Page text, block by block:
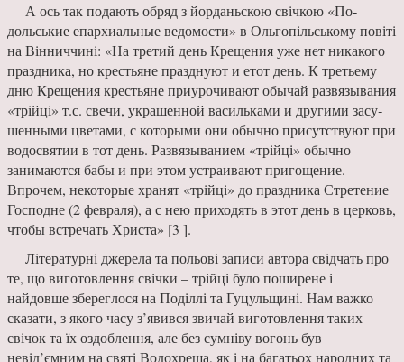
А ось так подають обряд з йорданьскою свічкою «По­
дольськие епархиальные ве­домости» в Ольгопільському повіті
на Вінниччині: «На третий день Крещения уже нет никакого
праздника, но крестьяне празднуют и етот день. К третьему
дню Креще­ния крестьяне приурочивают обычай развязывания
«трій­ці» т.с. свечи, украшенной васильками и другими засу­
шенными цветами, с которы­ми они обычно присутствуют при
водосвятии в тот день. Развязыванием «трійці» обыч­но
занимаются бабы и при этом устраивают пригощение.
Впрочем, некоторые хранят «трійці» до праздника Стре­тение
Господне (2 февраля), а с нею приходять в этот день в церковь,
чтобы встречать Хри­ста» [3 ].
Літературні джерела та польові записи ав­тора свідчать про
те, що виготовлен­ня свічки – трійці було поширене і
найдовше зберег­лося на Поділлі та Гуцульщині. Нам важко
сказати, з якого часу з’явився звичай виготовлен­ня таких
свічок та їх оздоблення, але без сумніву вогонь був
невід’ємним на святі Водохреща, як і на багатьох народ­них та